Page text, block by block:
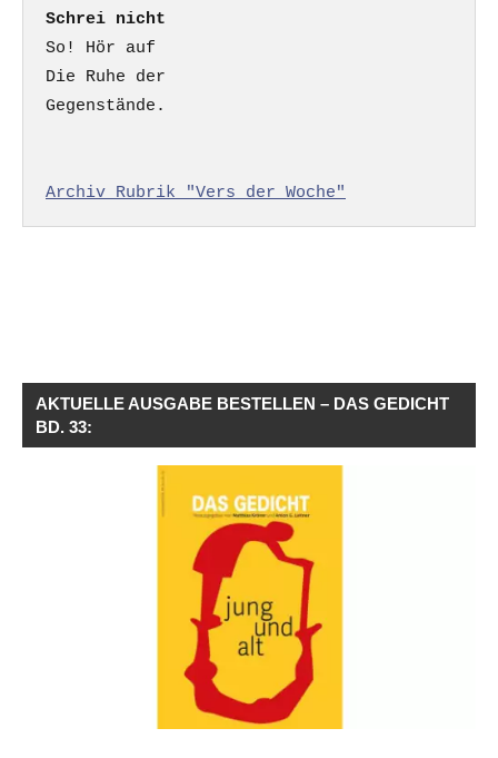
Schrei nicht
So! Hör auf
Die Ruhe der
Gegenstände.
Archiv Rubrik "Vers der Woche"
AKTUELLE AUSGABE BESTELLEN – DAS GEDICHT
BD. 33: